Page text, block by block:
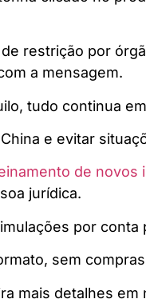
restrição por
a mensagem.
tudo continua
e evitar
de novos
jurídica.
por conta
sem
mais detalhes